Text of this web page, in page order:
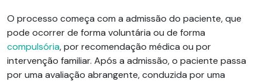
O processo começa com a admissão do paciente, que
pode ocorrer de forma voluntária ou de forma
compulsória, por recomendação médica ou por
intervenção familiar. Após a admissão, o paciente passa
por uma avaliação abrangente, conduzida por uma